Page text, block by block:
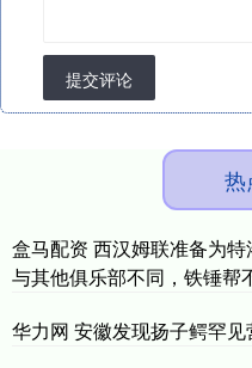
提交评论
热
盒马配资 西汉姆联准备为特
与其他俱乐部不同，铁锤帮
华力网 安徽发现扬子鳄罕见